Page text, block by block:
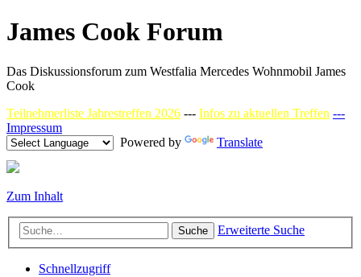
James Cook Forum
Das Diskussionsforum zum Westfalia Mercedes Wohnmobil James
Cook
Teilnehmerliste Jahrestreffen 2026 --- Infos zu aktuellen Treffen ---
Impressum
Powered by
Translate
Zum Inhalt
Suche Erweiterte Suche
Schnellzugriff